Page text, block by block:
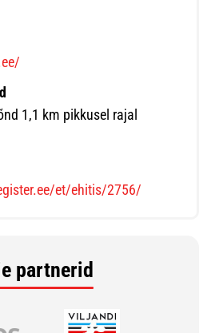
1,1 km pikkusel rajal
et/ehitis/2756/
partnerid